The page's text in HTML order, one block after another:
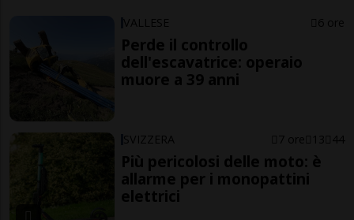
VALLESE 6 ore
Perde il controllo
dell'escavatrice: operaio
muore a 39 anni
SVIZZERA 7 ore 13 44
Più pericolosi delle moto: è
allarme per i monopattini
elettrici